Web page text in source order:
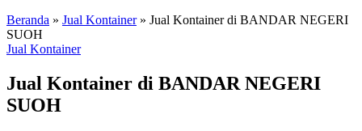
Beranda » Jual Kontainer » Jual Kontainer di BANDAR NEGERI
SUOH
Jual Kontainer
Jual Kontainer di BANDAR NEGERI
SUOH